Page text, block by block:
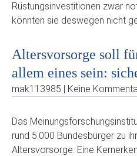
Rüstungsinvestitionen zwar
könnten sie deswegen nicht
Altersvorsorge soll
allem eines sein:
mak113985 | Keine
Das
rund 5.000 Bundesbürger zu
Altersvorsorge. Eine